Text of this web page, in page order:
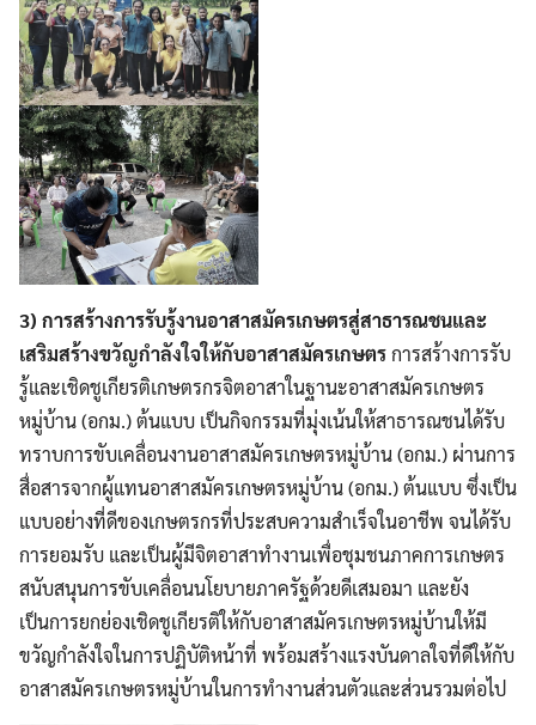
Search
for:
Search
3) การสร้างการรับรู้งานอาสาสมัครเกษตรสู่สาธารณชนและ
เสริมสร้างขวัญกำลังใจให้กับอาสาสมัครเกษตรการสร้างการรับ
รู้และเชิดชูเกียรติเกษตรกรจิตอาสาในฐานะอาสาสมัครเกษตร
หมู่บ้าน (อกม.) ต้นแบบ เป็นกิจกรรมที่มุ่งเน้นให้สาธารณชนได้รับ
ทราบการขับเคลื่อนงานอาสาสมัครเกษตรหมู่บ้าน (อกม.) ผ่านการ
สื่อสารจากผู้แทนอาสาสมัครเกษตรหมู่บ้าน (อกม.) ต้นแบบ ซึ่งเป็น
แบบอย่างที่ดีของเกษตรกรที่ประสบความสำเร็จในอาชีพ จนได้รับ
การยอมรับ และเป็นผู้มีจิตอาสาทำงานเพื่อชุมชนภาคการเกษตร
สนับสนุนการขับเคลื่อนนโยบายภาครัฐด้วยดีเสมอมา และยัง
เป็นการยกย่องเชิดชูเกียรติให้กับอาสาสมัครเกษตรหมู่บ้านให้มี
ขวัญกำลังใจในการปฏิบัติหน้าที่ พร้อมสร้างแรงบันดาลใจที่ดีให้กับ
อาสาสมัครเกษตรหมู่บ้านในการทำงานส่วนตัวและส่วนรวมต่อไป